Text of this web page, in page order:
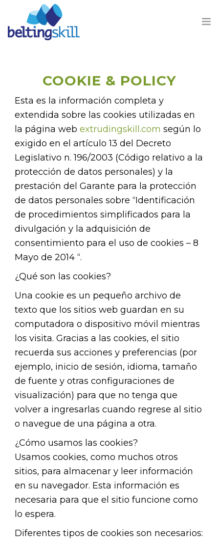
PRODUCTOS
BUSINESS UNIT
QUIENES SOMOS
CONTACTOS
COOKIE & POLICY
Esta es la información completa y
extendida sobre las cookies utilizadas en
la página web extrudingskill.com según lo
exigido en el artículo 13 del Decreto
Legislativo n. 196/2003 (Código relativo a la
protección de datos personales) y la
prestación del Garante para la protección
de datos personales sobre “Identificación
de procedimientos simplificados para la
divulgación y la adquisición de
consentimiento para el uso de cookies – 8
Mayo de 2014 “.
¿Qué son las cookies?
Una cookie es un pequeño archivo de
texto que los sitios web guardan en su
computadora o dispositivo móvil mientras
los visita. Gracias a las cookies, el sitio
recuerda sus acciones y preferencias (por
ejemplo, inicio de sesión, idioma, tamaño
de fuente y otras configuraciones de
visualización) para que no tenga que
volver a ingresarlas cuando regrese al sitio
o navegue de una página a otra.
¿Cómo usamos las cookies?
Usamos cookies, como muchos otros
sitios, para almacenar y leer información
en su navegador. Esta información es
necesaria para que el sitio funcione como
lo espera.
Diferentes tipos de cookies son necesarios: